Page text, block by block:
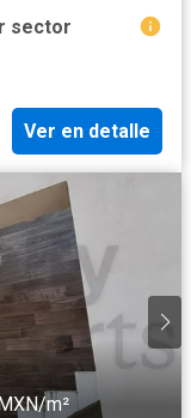
sector
Ver en detalle
m²